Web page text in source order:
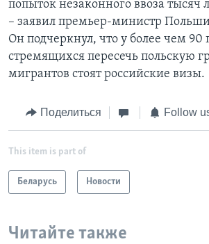
попыток незаконного ввоза тысяч
– заявил премьер-министр
Он подчеркнул, что у более чем 90
стремящихся пересечь польскую
мигрантов стоят российские визы.
Поделиться Follow
This item is part of
Беларусь Новости
Читайте также